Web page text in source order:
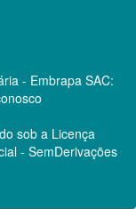
- Embrapa SAC:
sob a Licença
- SemDerivações